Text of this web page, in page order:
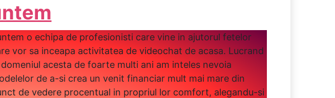
o echipa de profesionisti care vine in ajutorul fetelor
vor sa inceapa activitatea de videochat de acasa. Lucrand
acesta de foarte multi ani am inteles nevoia
de a-si crea un venit financiar mult mai mare din
de vedere procentual in propriul lor comfort, alegandu-si